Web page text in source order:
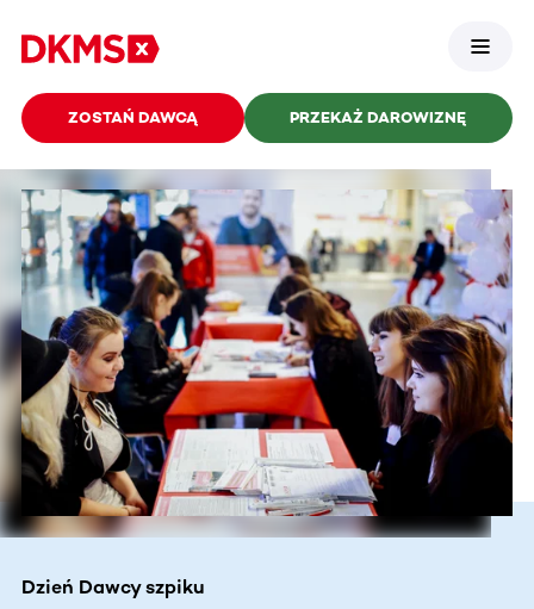
ZOSTAŃ DAWCĄ PRZEKAŻ DAROWIZNĘ
Dzień Dawcy szpiku